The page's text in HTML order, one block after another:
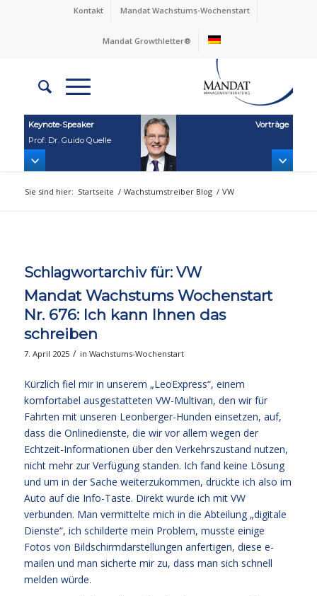
Kontakt Mandat Wachstums-Wochenstart
Mandat Growthletter®
Keynote‑Speaker
Prof. Dr. Guido Quelle
Vorträge
Sie sind hier: Startseite / Wachstumstreiber Blog / VW
Schlagwortarchiv für: VW
Mandat Wachstums Wochenstart
Nr. 676: Ich kann Ihnen das
schreiben
7. April 2025 / in Wachstums-Wochenstart
Kürzlich fiel mir in unserem „LeoExpress“, einem
komfortabel ausgestatteten VW-Multivan, den wir für
Fahrten mit unseren Leonberger-Hunden einsetzen, auf,
dass die Onlinedienste, die wir vor allem wegen der
Echtzeit-Informationen über den Verkehrszustand nutzen,
nicht mehr zur Verfügung standen. Ich fand keine Lösung
und um in der Sache weiterzukommen, drückte ich also im
Auto auf die Info-Taste. Direkt wurde ich mit VW
verbunden. Man vermittelte mich in die Abteilung „digitale
Dienste“, ich schilderte mein Problem, musste einige
Fotos von Bildschirmdarstellungen anfertigen, diese e-
mailen und man sicherte mir zu, dass man sich schnell
melden würde.